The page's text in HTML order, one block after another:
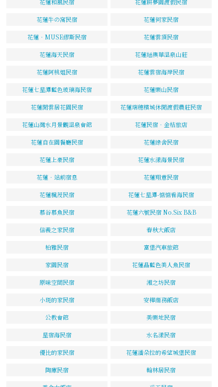
花蓮牛の窩民宿 花蓮何家民宿
花蓮‧MUSE繆斯民宿 花蓮雲頂民宿
花蓮海天民宿 花蓮紐澳華溫泉山莊
花蓮阿桃姐民宿 花蓮雲宿海岸民宿
花蓮七星潭藍色玻璃海民宿 花蓮樂山民宿
花蓮閒雲居花園民宿 花蓮瑞穗檳城休閒渡假農莊民宿
花蓮山灣水月景觀溫泉會館 花蓮民宿．金桔旅店
花蓮自在園餐廳民宿 花蓮綠舍民宿
花蓮上豪民宿 花蓮水漾海景民宿
花蓮‧站前宿息 花蓮翔意民宿
花蓮楓茂民宿 花蓮七星潭-惦惦看海民宿
慕谷慕魚民宿 花蓮六號民宿 No.Six B&B
信義之家民宿 春秋大飯店
柏雅民宿 富堡汽車旅館
家園民宿 花蓮晶藍色美人魚民宿
原味空間民宿 湘之坊民宿
小斑的家民宿 安樺商務飯店
公教會館 美樂地民宿
星宿海民宿 水名漾民宿
優比的家民宿 花蓮潘朵拉的希望城堡民宿
陶庫民宿 翰林居民宿